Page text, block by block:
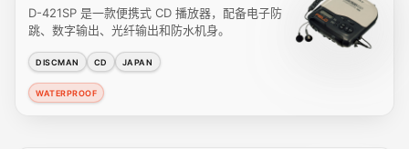
D-421SP 是一款便携式 CD 播放器，配备电子防
跳、数字输出、光纤输出和防水机身。
DISCMAN CD JAPAN
WATERPROOF